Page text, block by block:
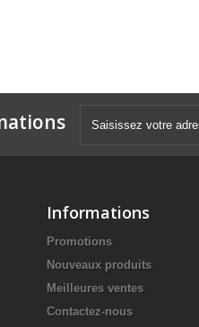
Informations
Promotions
Nouveaux produits
Meilleures ventes
Contactez-nous